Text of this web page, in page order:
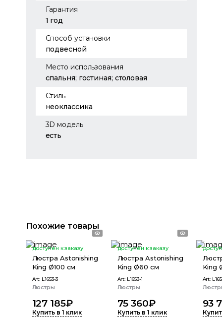
Гарантия
1 год
Способ установки
подвесной
Место использования
спальня; гостиная; столовая
Стиль
неоклассика
3D модель
есть
Похожие товары
доступен к заказу
Люстра Astonishing
King Ø100 см
Art: L1653-3
Люстры
127 185₽
Купить в 1 клик
доступен к заказу
Люстра Astonishing
King Ø60 см
Art: L1653-1
Люстры
75 360₽
Купить в 1 клик
King
Art:
93